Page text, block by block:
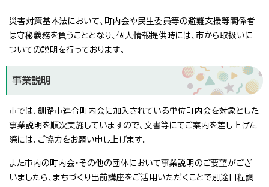
災害対策基本法において、町内会や民生委員等の避難支援等関係者
は守秘義務を負うこととなり、個人情報提供時には、市から取扱いに
ついての説明を行っております。
事業説明
市では、釧路市連合町内会に加入されている単位町内会を対象とした
事業説明を順次実施していますので、文書等にてご案内を差し上げた
際には、ご協力をお願い申し上げます。
また市内の町内会・その他の団体において事業説明のご要望がござ
いましたら、まちづくり出前講座をご活用いただくことで別途日程調